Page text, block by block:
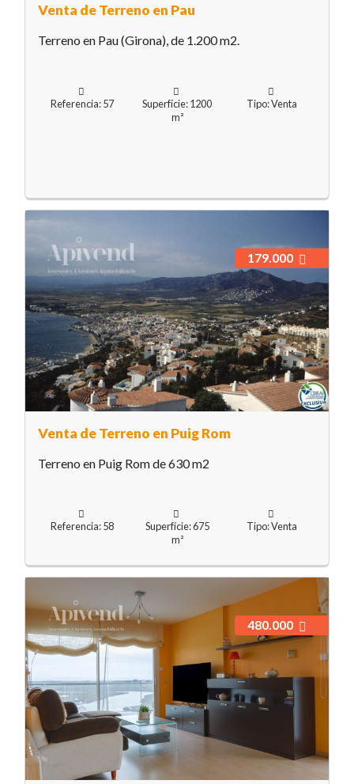
Venta de Terreno en Pau
Terreno en Pau (Girona), de 1.200 m2.
Referencia: 57
Superfície: 1200
m²
Tipo: Venta
Venta de Terreno en Puig Rom
179.000
Terreno en Puig Rom de 630 m2
Referencia: 58
Superfície: 675
m²
Tipo: Venta
480.000